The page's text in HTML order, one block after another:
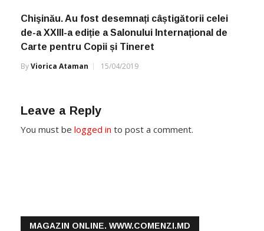
Chişinău. Au fost desemnați câștigătorii celei
de-a XXIII-a ediție a Salonului Internațional de
Carte pentru Copii și Tineret
ByViorica Ataman 15/04/2019
Leave a Reply
You must be logged in to post a comment.
MAGAZIN ONLINE. WWW.COMENZI.MD